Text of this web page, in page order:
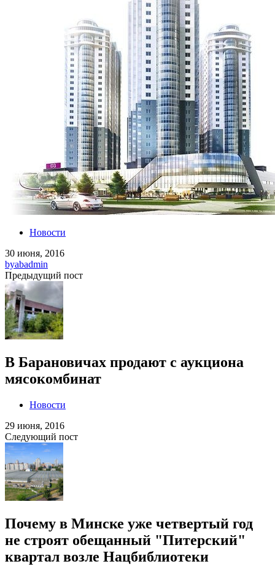
Новости
30 июня, 2016
byabadmin
Предыдущий пост
В Барановичах продают с аукциона
мясокомбинат
Новости
29 июня, 2016
Следующий пост
Почему в Минске уже четвертый год
не строят обещанный "Питерский"
квартал возле Нацбиблиотеки